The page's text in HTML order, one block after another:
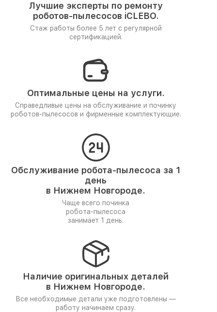
Лучшие эксперты по ремонту
роботов-пылесосов iCLEBO.
Стаж работы более 5 лет с регулярной
сертификацией.
Оптимальные цены на услуги.
Справедливые цены на обслуживание и починку
роботов-пылесосов и фирменные комплектующие.
Обслуживание робота-пылесоса за 1
день
в Нижнем Новгороде.
Чаще всего починка
робота-пылесоса
занимает 1 день.
Наличие оригинальных деталей
в Нижнем Новгороде.
Все необходимые детали уже подготовлены —
работу начинаем сразу.